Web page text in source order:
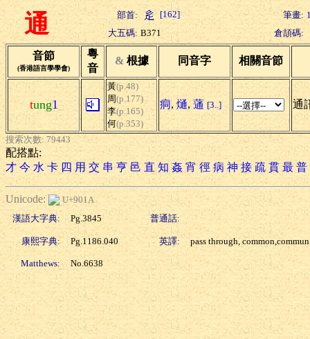
通 部首: [162] 筆畫:
大五碼: B371 倉頡碼:
音節
(香港語言學學會)
粵
音
& 根據 同音字 相關音節
tung1
黃(p.48)
周(p.177)
李(p.165)
何(p.353)
痌, 熥, 蓪 [3..] 通
搜索次數: 79443
配搭點:
才 今 水 卡 四 用 交 串 亨 邑 直 知 姦 宵 徑 病 神 接 疏 貫 最 普
Unicode:
U+901A
漢語大字典:
Pg.3845 普通話:
康熙字典: Pg.1186.040 英譯: pass through,
Matthews: No.6638